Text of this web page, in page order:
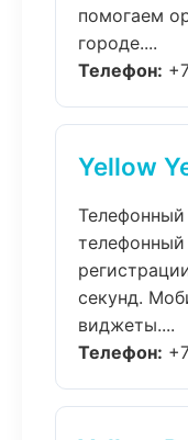
помогаем
городе....
Телефон:
Yellow
Телефонный
телефонный
секунд.
виджеты....
Телефон: